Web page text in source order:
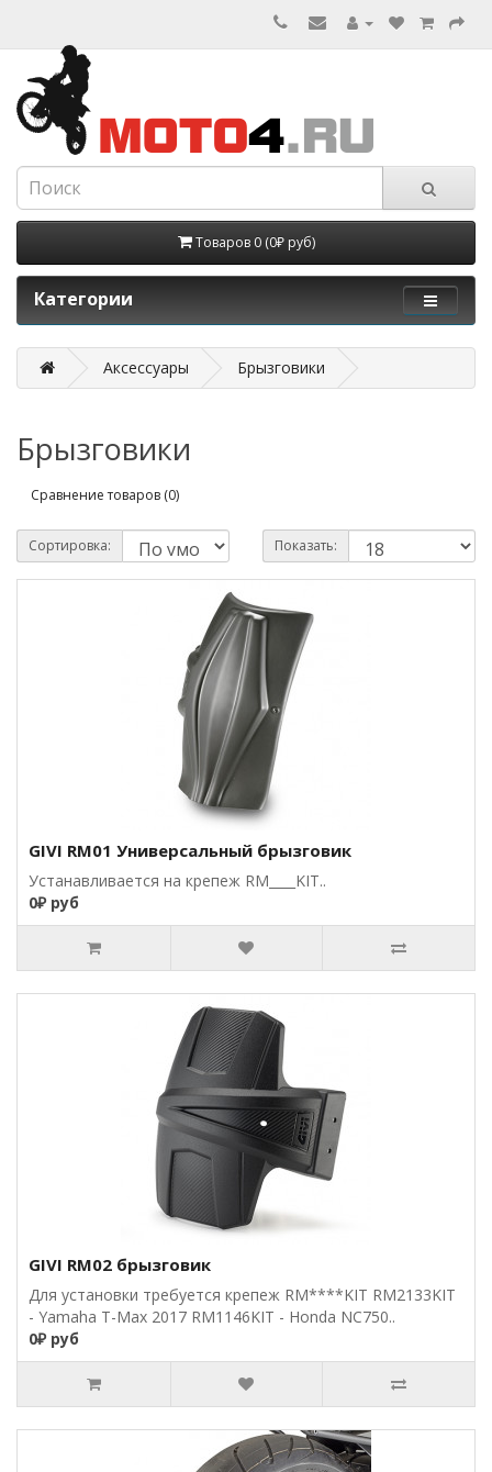
Товаров 0 (0₽ руб)
Категории
Аксессуары Брызговики
Брызговики
Сравнение товаров (0)
Сортировка: Показать:
GIVI RM01 Универсальный брызговик
Устанавливается на крепеж RM____KIT..
0₽ руб
GIVI RM02 брызговик
Для установки требуется крепеж RM****KIT RM2133KIT
- Yamaha T-Max 2017 RM1146KIT - Honda NC750..
0₽ руб